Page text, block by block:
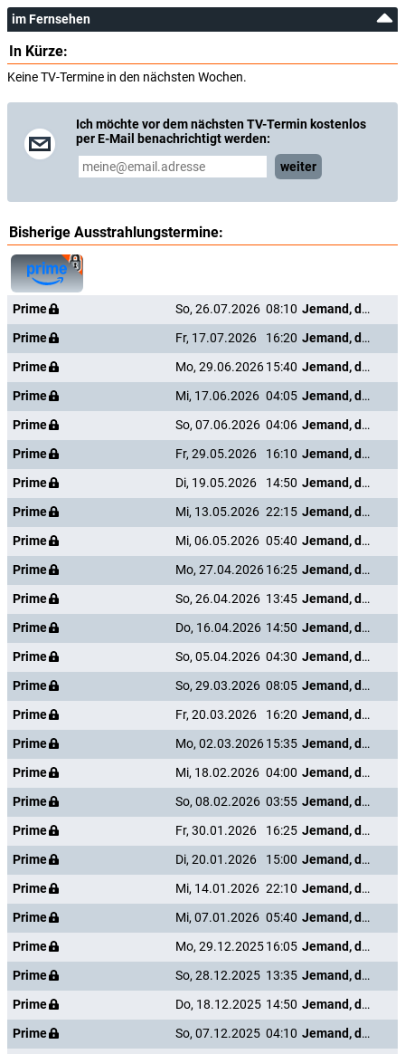
im Fernsehen
In Kürze:
Keine TV-Termine in den nächsten Wochen.
Ich möchte vor dem nächsten TV-Termin kostenlos
per E-Mail benachrichtigt werden:
weiter
Bisherige Ausstrahlungstermine:
Prime So, 26.07.2026 08:10
Jemand, den ich mal kannte
Prime
Fr, 17.07.2026 16:20
Jemand, den ich mal kannte
Prime
Mo, 29.06.202615:40
Jemand, den ich mal kannte
Prime
Mi, 17.06.2026 04:05
Jemand, den ich mal kannte
Prime
So, 07.06.2026 04:06
Jemand, den ich mal kannte
Prime
Fr, 29.05.2026 16:10
Jemand, den ich mal kannte
Prime
Di, 19.05.2026 14:50
Jemand, den ich mal kannte
Prime
Mi, 13.05.2026 22:15
Jemand, den ich mal kannte
Prime
Mi, 06.05.2026 05:40
Jemand, den ich mal kannte
Prime
Mo, 27.04.202616:25
Jemand, den ich mal kannte
Prime
So, 26.04.2026 13:45
Jemand, den ich mal kannte
Prime
Do, 16.04.2026 14:50
Jemand, den ich mal kannte
Prime
So, 05.04.2026 04:30
Jemand, den ich mal kannte
Prime
So, 29.03.2026 08:05
Jemand, den ich mal kannte
Prime
Fr, 20.03.2026 16:20
Jemand, den ich mal kannte
Prime
Mo, 02.03.202615:35
Jemand, den ich mal kannte
Prime
Mi, 18.02.2026 04:00
Jemand, den ich mal kannte
Prime
So, 08.02.2026 03:55
Jemand, den ich mal kannte
Prime
Fr, 30.01.2026 16:25
Jemand, den ich mal kannte
Prime
Di, 20.01.2026 15:00
Jemand, den ich mal kannte
Prime
Mi, 14.01.2026 22:10
Jemand, den ich mal kannte
Prime
Mi, 07.01.2026 05:40
Jemand, den ich mal kannte
Prime
Mo, 29.12.202516:05
Jemand, den ich mal kannte
Prime
So, 28.12.2025 13:35
Jemand, den ich mal kannte
Prime
Do, 18.12.2025 14:50
Jemand, den ich mal kannte
Prime
So, 07.12.2025 04:10
Jemand, den ich mal kannte